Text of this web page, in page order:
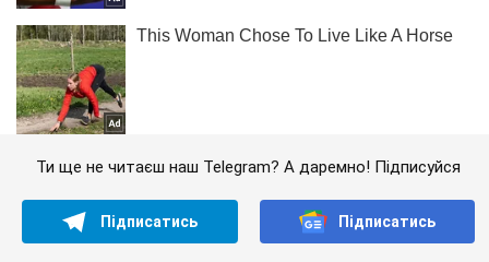
Ти ще не читаєш наш Telegram? А даремно! Підписуйся
Підписатись Підписатись